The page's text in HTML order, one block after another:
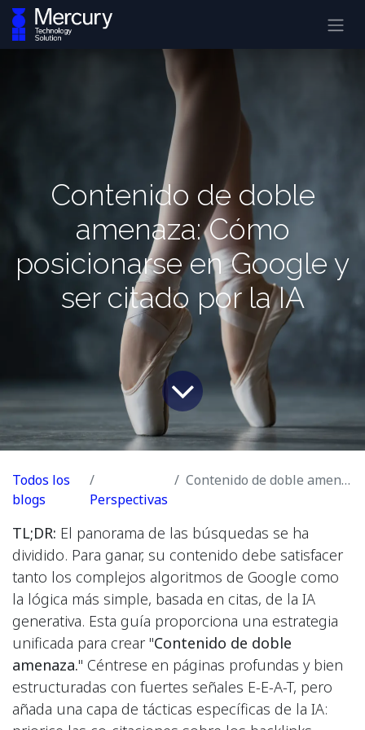
Contenido de doble
amenaza: Cómo
posicionarse en Google y
ser citado por la IA
Todos los
blogs
Perspectivas
Contenido de doble amenaza: Cómo posicionarse en Google y ser citado por la IA
TL;DR: El panorama de las búsquedas se ha
dividido. Para ganar, su contenido debe satisfacer
tanto los complejos algoritmos de Google como
la lógica más simple, basada en citas, de la IA
generativa. Esta guía proporciona una estrategia
unificada para crear "Contenido de doble
amenaza." Céntrese en páginas profundas y bien
estructuradas con fuertes señales E-E-A-T, pero
añada una capa de tácticas específicas de la IA: